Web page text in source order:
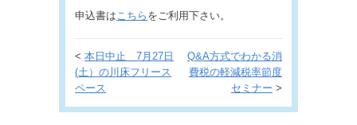
申込書はこちら をご利用下さい。
<本日中止 7月27日
(土）の川床フリース
ペース
Q&A方式でわかる消
費税の軽減税率節度
セミナー >